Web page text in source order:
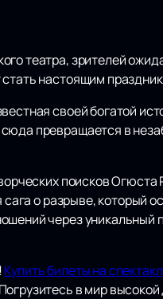
театра, зрителей
настоящим
своей богатой
превращается в
поисков
о разрыве, который
через уникальный
Купить билеты на
в мир